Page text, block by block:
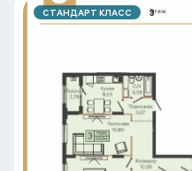
СТАНДАРТ КЛАСС 3